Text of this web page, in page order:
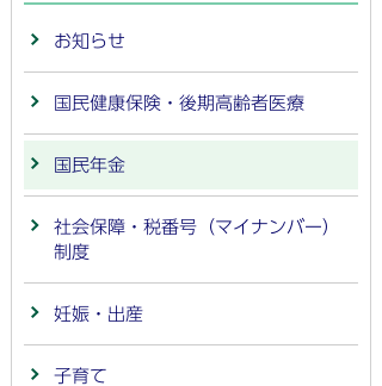
お知らせ
国民健康保険・後期高齢者医療
国民年金
社会保障・税番号（マイナンバー）
制度
妊娠・出産
子育て